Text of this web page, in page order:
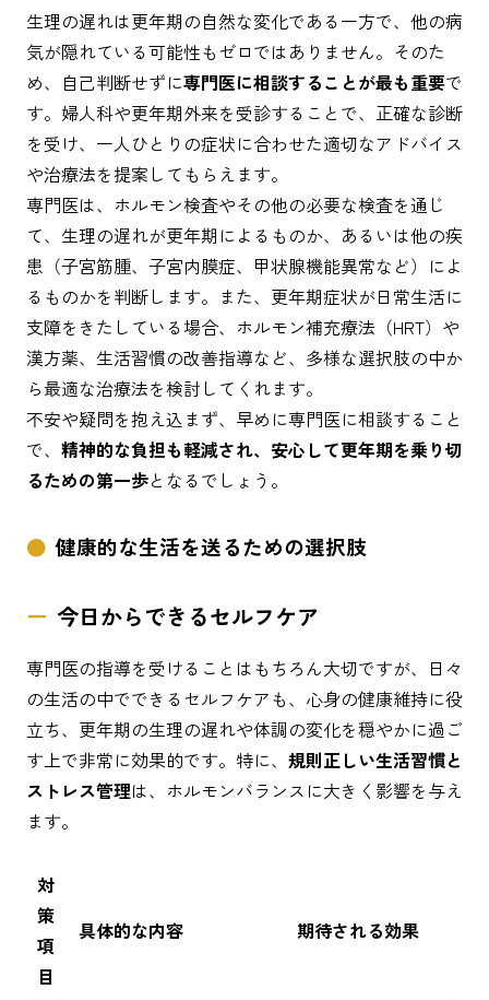
生理の遅れは更年期の自然な変化である一方で、他の病
気が隠れている可能性もゼロではありません。そのた
め、自己判断せずに専門医に相談することが最も重要で
す。婦人科や更年期外来を受診することで、正確な診断
を受け、一人ひとりの症状に合わせた適切なアドバイス
や治療法を提案してもらえます。
専門医は、ホルモン検査やその他の必要な検査を通じ
て、生理の遅れが更年期によるものか、あるいは他の疾
患（子宮筋腫、子宮内膜症、甲状腺機能異常など）によ
るものかを判断します。また、更年期症状が日常生活に
支障をきたしている場合、ホルモン補充療法（HRT）や
漢方薬、生活習慣の改善指導など、多様な選択肢の中か
ら最適な治療法を検討してくれます。
不安や疑問を抱え込まず、早めに専門医に相談すること
で、 精神的な負担も軽減され、安心して更年期を乗り切
るための第一歩となるでしょう。
健康的な生活を送るための選択肢
今日からできるセルフケア
専門医の指導を受けることはもちろん大切ですが、日々
の生活の中でできるセルフケアも、心身の健康維持に役
立ち、更年期の生理の遅れや体調の変化を穏やかに過ご
す上で非常に効果的です。特に、 規則正しい生活習慣と
ストレス管理は、ホルモンバランスに大きく影響を与え
ます。
対
策
項
目
具体的な内容 期待される効果